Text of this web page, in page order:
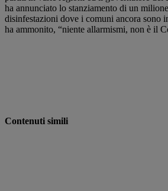
ha annunciato lo stanziamento di un
disinfestazioni dove i comuni ancora sono
ha ammonito, “niente allarmismi, non è il
Contenuti simili